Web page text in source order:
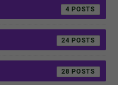
4
24
28